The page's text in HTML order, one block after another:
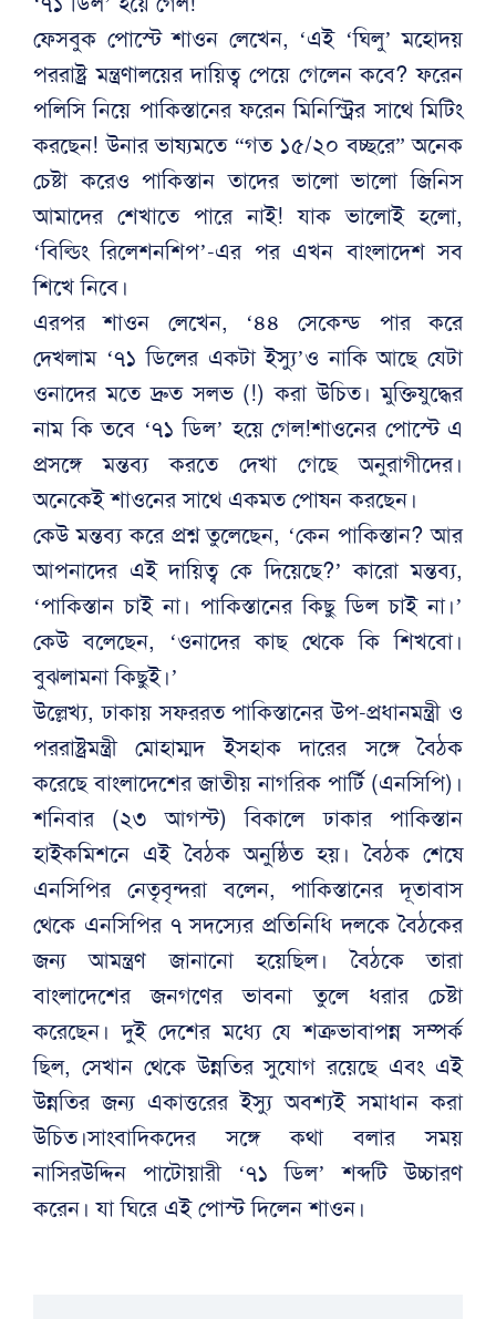
ফেসবুক পোস্টে শাওন লেখেন, ‘এই ‘ঘিলু’ মহোদয়
পররাষ্ট্র মন্ত্রণালয়ের দায়িত্ব পেয়ে গেলেন কবে? ফরেন
পলিসি নিয়ে পাকিস্তানের ফরেন মিনিস্ট্রির সাথে মিটিং
করছেন! উনার ভাষ‍্যমতে “গত ১৫/২০ বচ্ছরে” অনেক
চেষ্টা করেও পাকিস্তান তাদের ভালো ভালো জিনিস
আমাদের শেখাতে পারে নাই! যাক ভালোই হলো,
‘বিল্ডিং রিলেশনশিপ’-এর পর এখন বাংলাদেশ সব
শিখে নিবে।
এরপর শাওন লেখেন, ‘৪৪ সেকেন্ড পার করে
দেখলাম ‘৭১ ডিলের একটা ইস‍্যু’ও নাকি আছে যেটা
ওনাদের মতে দ্রুত সলভ (!) করা উচিত। মুক্তিযুদ্ধের
নাম কি তবে ‘৭১ ডিল’ হয়ে গেল!শাওনের পোস্টে এ
প্রসঙ্গে মন্তব্য করতে দেখা গেছে অনুরাগীদের।
অনেকেই শাওনের সাথে একমত পোষন করছেন।
কেউ মন্তব্য করে প্রশ্ন তুলেছেন, ‘কেন পাকিস্তান? আর
আপনাদের এই দায়িত্ব কে দিয়েছে?’ কারো মন্তব্য,
‘পাকিস্তান চাই না। পাকিস্তানের কিছু ডিল চাই না।’
কেউ বলেছেন, ‘ওনাদের কাছ থেকে কি শিখবো।
বুঝলামনা কিছুই।’
উল্লেখ্য, ঢাকায় সফররত পাকিস্তানের উপ-প্রধানমন্ত্রী ও
পররাষ্ট্রমন্ত্রী মোহাম্মদ ইসহাক দারের সঙ্গে বৈঠক
করেছে বাংলাদেশের জাতীয় নাগরিক পার্টি (এনসিপি)।
শনিবার (২৩ আগস্ট) বিকালে ঢাকার পাকিস্তান
হাইকমিশনে এই বৈঠক অনুষ্ঠিত হয়। বৈঠক শেষে
এনসিপির নেতৃবৃন্দরা বলেন, পাকিস্তানের দূতাবাস
থেকে এনসিপির ৭ সদস্যের প্রতিনিধি দলকে বৈঠকের
জন্য আমন্ত্রণ জানানো হয়েছিল। বৈঠকে তারা
বাংলাদেশের জনগণের ভাবনা তুলে ধরার চেষ্টা
করেছেন। দুই দেশের মধ্যে যে শত্রুভাবাপন্ন সম্পর্ক
ছিল, সেখান থেকে উন্নতির সুযোগ রয়েছে এবং এই
উন্নতির জন্য একাত্তরের ইস্যু অবশ্যই সমাধান করা
উচিত।সাংবাদিকদের সঙ্গে কথা বলার সময়
নাসিরউদ্দিন পাটোয়ারী ‘৭১ ডিল’ শব্দটি উচ্চারণ
করেন। যা ঘিরে এই পোস্ট দিলেন শাওন।